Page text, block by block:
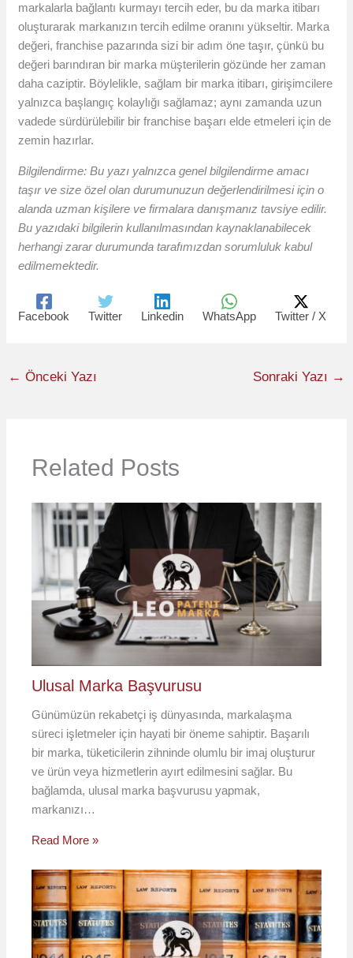
markalarla bağlantı kurmayı tercih eder, bu da marka itibarı
oluşturarak markanızın tercih edilme oranını yükseltir. Marka
değeri, franchise pazarında sizi bir adım öne taşır, çünkü bu
değeri barındıran bir marka müşterilerin gözünde her zaman
daha caziptir. Böylelikle, sağlam bir marka itibarı, girişimcilere
yalnızca başlangıç kolaylığı sağlamaz; aynı zamanda uzun
vadede sürdürülebilir bir franchise başarı elde etmeleri için de
zemin hazırlar.
Bilgilendirme: Bu yazı yalnızca genel bilgilendirme amacı
taşır ve size özel olan durumunuzun değerlendirilmesi için o
alanda uzman kişilere ve firmalara danışmanız tavsiye edilir.
Bu yazıdaki bilgilerin kullanılmasından kaynaklanabilecek
herhangi zarar durumunda tarafımızdan sorumluluk kabul
edilmemektedir.
Facebook Twitter Linkedin WhatsApp Twitter / X
← Önceki Yazı Sonraki Yazı →
Related Posts
Ulusal Marka Başvurusu
Günümüzün rekabetçi iş dünyasında, markalaşma
süreci işletmeler için hayati bir öneme sahiptir. Başarılı
bir marka, tüketicilerin zihninde olumlu bir imaj oluşturur
ve ürün veya hizmetlerin ayırt edilmesini sağlar. Bu
bağlamda, ulusal marka başvurusu yapmak,
markanızı…
Read More »